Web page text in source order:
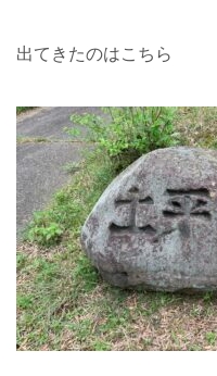
出てきたのはこちら